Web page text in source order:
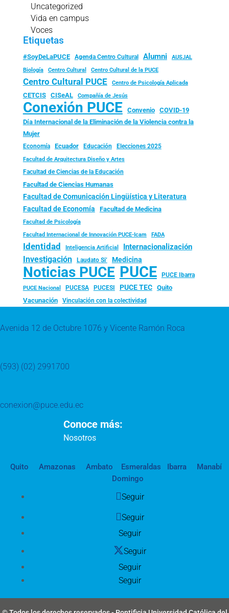
Uncategorized
Vida en campus
Voces
Etiquetas
#SoyDeLaPUCE Agenda Centro Cultural Alumni
AUSJAL
Biología
Centro Cultural Centro Cultural de la PUCE
Centro Cultural PUCE Centro de Psicología Aplicada
CETCIS CISeAL Compañía de Jesús
Conexión PUCE Convenio
COVID-19
Día Internacional de la Eliminación de la Violencia contra la
Mujer
Economía Ecuador Educación Elecciones 2025
Facultad de Arquitectura Diseño y Artes
Facultad de Ciencias de la Educación
Facultad de Ciencias Humanas
Facultad de Comunicación Lingüística y Literatura
Facultad de Economía Facultad de Medicina
Facultad de Psicología
Facultad Internacional de Innovación PUCE-Icam FADA
Identidad Inteligencia Artificial Internacionalización
Investigación Laudato Si’ Medicina
Noticias PUCE PUCE PUCE Ibarra
PUCE Nacional PUCESA PUCESI PUCE TEC
Quito
Vacunación
Vinculación con la colectividad
Avenida 12 de Octubre 1076 y Vicente Ramón Roca
(593) (02) 2991700
conexion@puce.edu.ec
Conoce más:
Nosotros
Quito Amazonas Ambato Esmeraldas Ibarra
Manabí
Domingo
Seguir
Seguir
Seguir
Seguir
Seguir
Seguir